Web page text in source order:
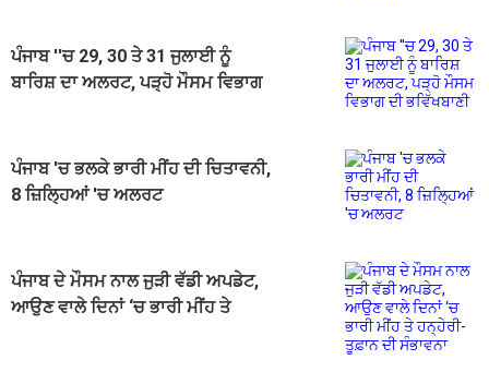
ਪੰਜਾਬ ''ਚ 29, 30 ਤੇ 31 ਜੁਲਾਈ ਨੂੰ
ਬਾਰਿਸ਼ ਦਾ ਅਲਰਟ, ਪੜ੍ਹੋ ਮੌਸਮ ਵਿਭਾਗ
ਪੰਜਾਬ 'ਚ ਭਲਕੇ ਭਾਰੀ ਮੀਂਹ ਦੀ ਚਿਤਾਵਨੀ,
8 ਜ਼ਿਲ੍ਹਿਆਂ 'ਚ ਅਲਰਟ
ਪੰਜਾਬ ਦੇ ਮੌਸਮ ਨਾਲ ਜੁੜੀ ਵੱਡੀ ਅਪਡੇਟ,
ਆਉਣ ਵਾਲੇ ਦਿਨਾਂ ‘ਚ ਭਾਰੀ ਮੀਂਹ ਤੇ